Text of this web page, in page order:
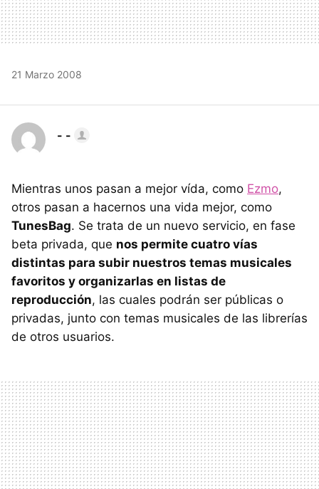
21 Marzo 2008
- -
Mientras unos pasan a mejor vída, como Ezmo,
otros pasan a hacernos una vida mejor, como
TunesBag. Se trata de un nuevo servicio, en fase
beta privada, que nos permite cuatro vías
distintas para subir nuestros temas musicales
favoritos y organizarlas en listas de
reproducción, las cuales podrán ser públicas o
privadas, junto con temas musicales de las librerías
de otros usuarios.